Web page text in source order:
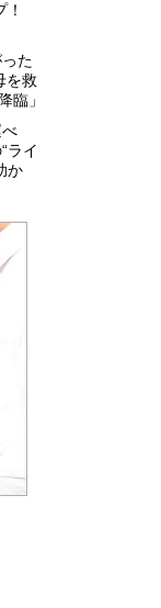
！
た
を救
臨」
ライ
か